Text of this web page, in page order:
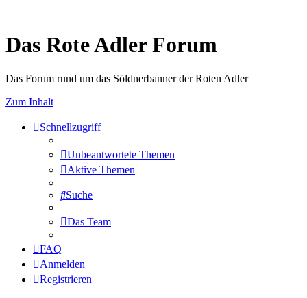
Das Rote Adler Forum
Das Forum rund um das Söldnerbanner der Roten Adler
Zum Inhalt
Schnellzugriff
Unbeantwortete Themen
Aktive Themen
Suche
Das Team
FAQ
Anmelden
Registrieren